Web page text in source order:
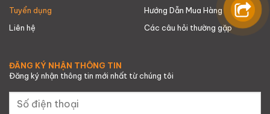
Tuyển dụng
Liên hệ
Hướng Dẫn Mua Hàng
Các câu hỏi thường gặp
ĐĂNG KÝ NHẬN THÔNG TIN
Đăng ký nhận thông tin mới nhất từ chúng tôi